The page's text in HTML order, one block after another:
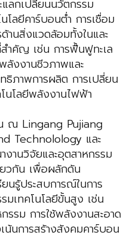
ลกเปลี่ยนนวัตกรรม
โลยีคาร์บอนต่ำ การเชื่อม
านสิ่งแวดล้อมทั้งในและ
ำคัญ เช่น การฟื้นฟูทะเล
ลังงานชีวภาพและ
ธิภาพการผลิต การเปลี่ยน
นโลยีพลังงานไฟฟ้า
ณ Lingang Pujiang
Technolology และ
านวิจัยและอุตสาหกรรม
ยวกัน เพื่อผลักดัน
นรู้ประสบการณ์ในการ
เทคโนโลยีขั้นสูง เช่น
รม การใช้พลังงานสะอาด
นการสร้างสังคมคาร์บอน